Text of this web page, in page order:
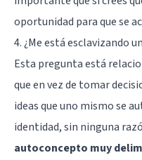
oportunidad para que se
4. ¿Me está esclavizando
Esta pregunta está
que en vez de tomar
ideas que uno mismo se
identidad, sin ninguna
autoconcepto muy